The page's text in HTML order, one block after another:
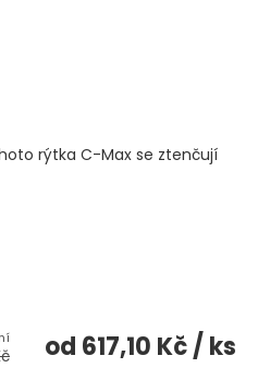
od 617,10 Kč/ ks
rýtka C-Max se ztenčují